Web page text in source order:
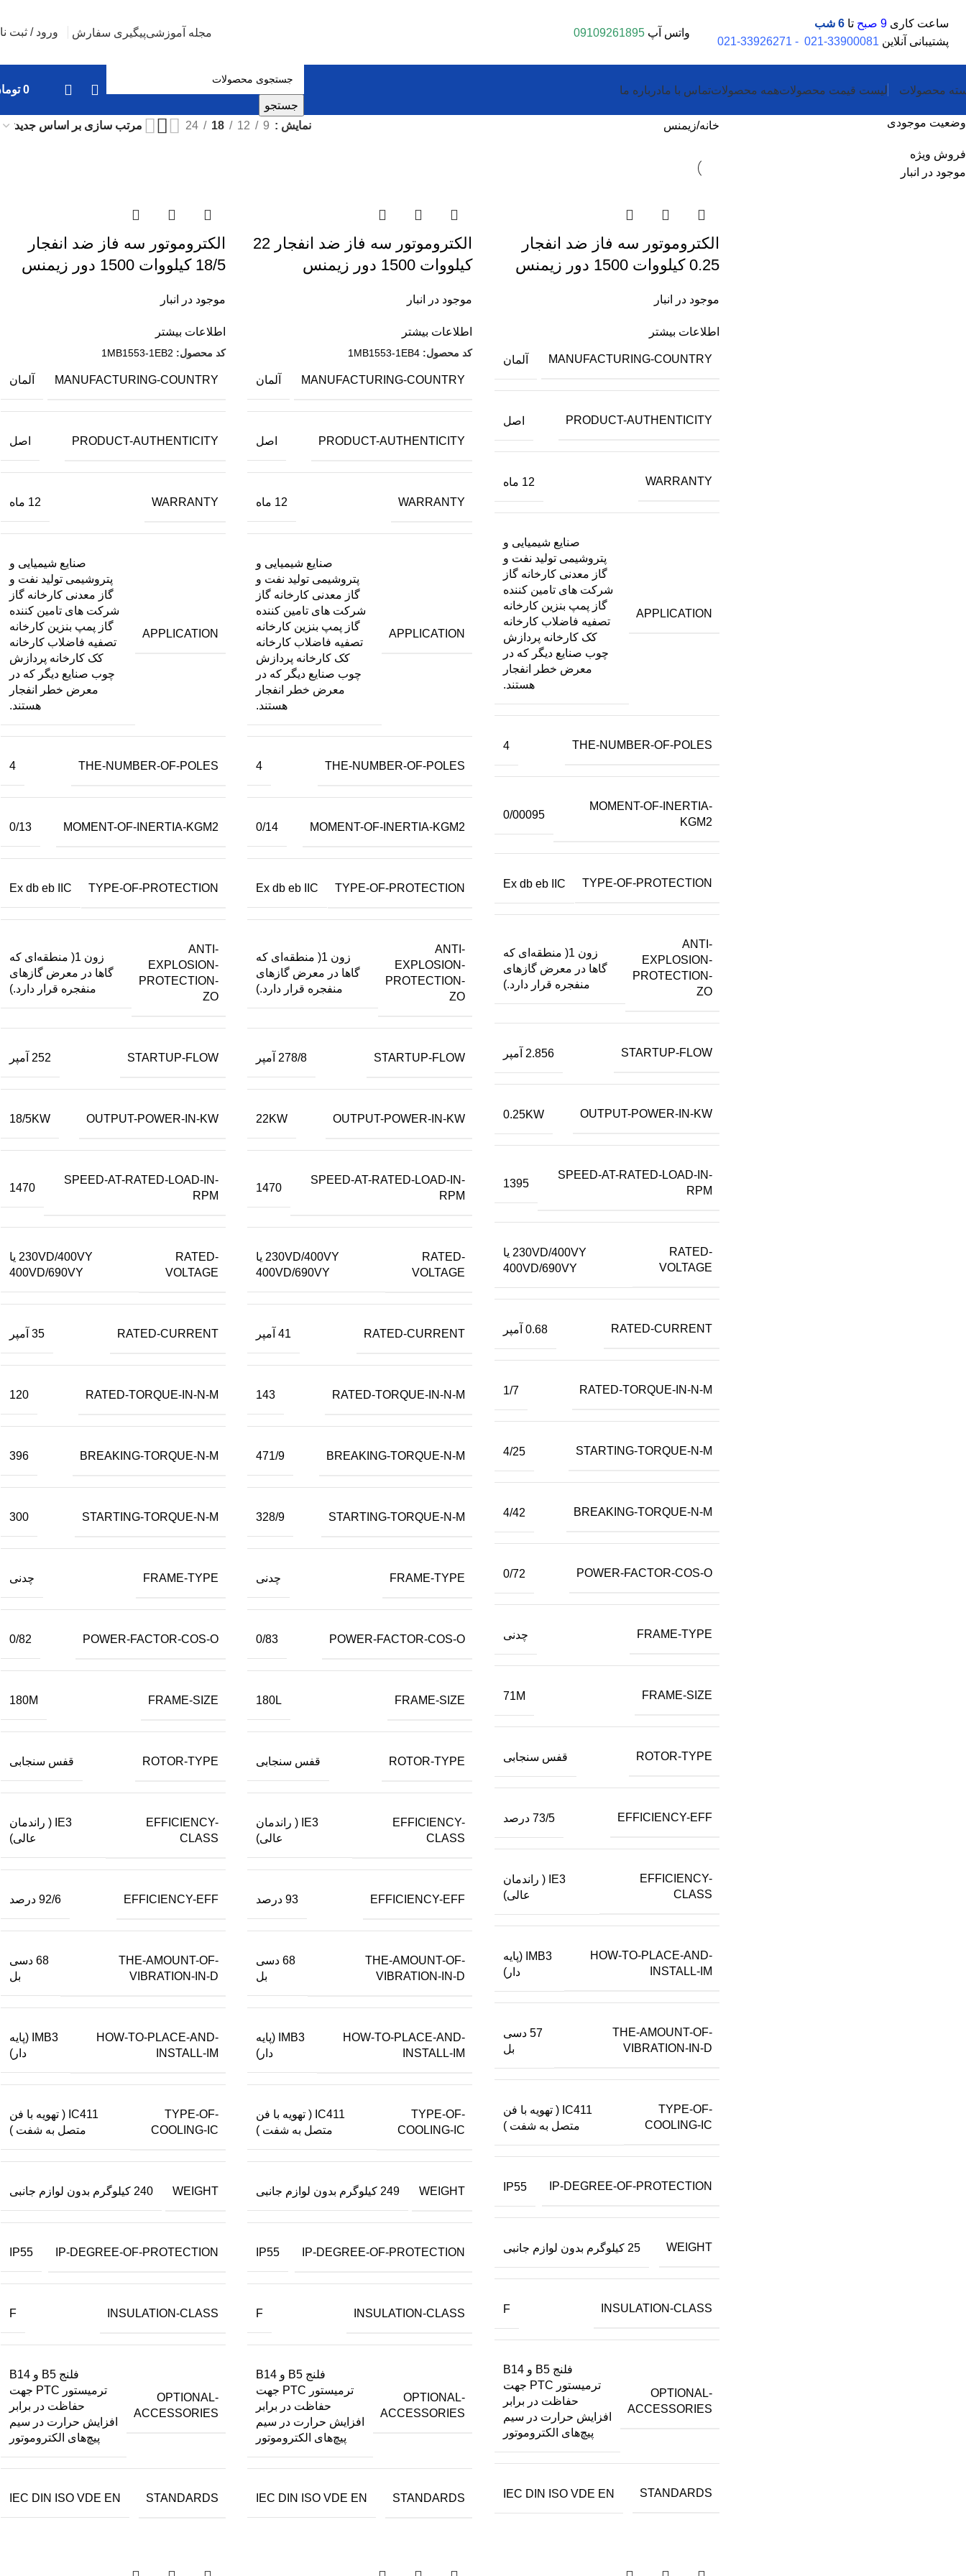
ساعت کاری 9 صبح تا 6 شب
پشتیبانی آنلاین 33900081-021
-
33926271-021
واتس آپ 09109261895 مجله آموزشیپیگیری سفارش ورود / ثبت
محصولات لیست قیمت محصولاتهمه محصولاتتماس با مادرباره ما
جستجو
0
وضعیت موجودی
فروش ویژه
موجود در انبار
خانه زیمنس نمایش 9
12
18
24
الکتروموتور سه فاز ضد انفجار
0.25 کیلووات 1500 دور زیمنس
موجود در انبار
اطلاعات بیشتر
MANUFACTURING-COUNTRY آلمان
PRODUCT-AUTHENTICITY اصل
WARRANTY 12 ماه
APPLICATION
صنایع شیمیایی و
پتروشیمی تولید نفت و
گاز معدنی کارخانه گاز
شرکت های تامین کننده
گاز پمپ بنزین کارخانه
تصفیه فاضلاب کارخانه
کک کارخانه پردازش
چوب صنایع دیگر که در
معرض خطر انفجار
هستند.
THE-NUMBER-OF-POLES
4
MOMENT-OF-INERTIA-
KGM2
0/00095
TYPE-OF-PROTECTION
Ex db eb IIC
ANTI-
EXPLOSION-
PROTECTION-
ZO
زون 1( منطقه‌ای که
گاها در معرض گازهای
منفجره قرار دارد.)
STARTUP-FLOW 2.856 آمپر
OUTPUT-POWER-IN-KW
0.25KW
SPEED-AT-RATED-LOAD-IN-
RPM
1395
RATED-
VOLTAGE
230VD/400VY یا
400VD/690VY
RATED-CURRENT 0.68 آمپر
RATED-TORQUE-IN-N-M
1/7
STARTING-TORQUE-N-M
4/25
BREAKING-TORQUE-N-M
4/42
POWER-FACTOR-COS-O
0/72
FRAME-TYPE چدنی
FRAME-SIZE
71M
ROTOR-TYPE قفس سنجابی
EFFICIENCY-EFF 73/5 درصد
EFFICIENCY-
CLASS
IE3 ( راندمان
عالی)
HOW-TO-PLACE-AND-
INSTALL-IM
IMB3 (پایه
دار)
THE-AMOUNT-OF-
VIBRATION-IN-D
57 دسی
بل
TYPE-OF-
COOLING-IC
IC411 ( تهویه با فن
متصل به شفت )
IP-DEGREE-OF-PROTECTION
IP55
WEIGHT 25 کیلوگرم بدون لوازم جانبی
INSULATION-CLASS
F
OPTIONAL-
ACCESSORIES
فلنج B5 و B14
ترمیستور PTC جهت
حفاظت در برابر
افزایش حرارت در سیم
پیچ‌های الکتروموتور
STANDARDS
IEC DIN ISO VDE EN
الکتروموتور سه فاز ضد انفجار 22
کیلووات 1500 دور زیمنس
موجود در انبار
اطلاعات بیشتر
کد محصول: 1MB1553-1EB4
MANUFACTURING-COUNTRY آلمان
PRODUCT-AUTHENTICITY اصل
WARRANTY 12 ماه
APPLICATION
صنایع شیمیایی و
پتروشیمی تولید نفت و
گاز معدنی کارخانه گاز
شرکت های تامین کننده
گاز پمپ بنزین کارخانه
تصفیه فاضلاب کارخانه
کک کارخانه پردازش
چوب صنایع دیگر که در
معرض خطر انفجار
هستند.
THE-NUMBER-OF-POLES
4
MOMENT-OF-INERTIA-KGM2
0/14
TYPE-OF-PROTECTION
Ex db eb IIC
ANTI-
EXPLOSION-
PROTECTION-
ZO
زون 1( منطقه‌ای که
گاها در معرض گازهای
منفجره قرار دارد.)
STARTUP-FLOW 278/8 آمپر
OUTPUT-POWER-IN-KW
22KW
SPEED-AT-RATED-LOAD-IN-
RPM
1470
RATED-
VOLTAGE
230VD/400VY یا
400VD/690VY
RATED-CURRENT 41 آمپر
RATED-TORQUE-IN-N-M
143
BREAKING-TORQUE-N-M
471/9
STARTING-TORQUE-N-M
328/9
FRAME-TYPE چدنی
POWER-FACTOR-COS-O
0/83
FRAME-SIZE
180L
ROTOR-TYPE قفس سنجابی
EFFICIENCY-
CLASS
IE3 ( راندمان
عالی)
EFFICIENCY-EFF 93 درصد
THE-AMOUNT-OF-
VIBRATION-IN-D
68 دسی
بل
HOW-TO-PLACE-AND-
INSTALL-IM
IMB3 (پایه
دار)
TYPE-OF-
COOLING-IC
IC411 ( تهویه با فن
متصل به شفت )
WEIGHT 249 کیلوگرم بدون لوازم جانبی
IP-DEGREE-OF-PROTECTION
IP55
INSULATION-CLASS
F
OPTIONAL-
ACCESSORIES
فلنج B5 و B14
ترمیستور PTC جهت
حفاظت در برابر
افزایش حرارت در سیم
پیچ‌های الکتروموتور
STANDARDS
IEC DIN ISO VDE EN
الکتروموتور سه فاز ضد انفجار
18/5 کیلووات 1500 دور زیمنس
موجود در انبار
اطلاعات بیشتر
کد محصول: 1MB1553-1EB2
MANUFACTURING-COUNTRY آلمان
PRODUCT-AUTHENTICITY اصل
WARRANTY 12 ماه
APPLICATION
صنایع شیمیایی و
پتروشیمی تولید نفت و
گاز معدنی کارخانه گاز
شرکت های تامین کننده
گاز پمپ بنزین کارخانه
تصفیه فاضلاب کارخانه
کک کارخانه پردازش
چوب صنایع دیگر که در
معرض خطر انفجار
هستند.
THE-NUMBER-OF-POLES
4
MOMENT-OF-INERTIA-KGM2
0/13
TYPE-OF-PROTECTION
Ex db eb IIC
ANTI-
EXPLOSION-
PROTECTION-
ZO
زون 1( منطقه‌ای که
گاها در معرض گازهای
منفجره قرار دارد.)
STARTUP-FLOW 252 آمپر
OUTPUT-POWER-IN-KW
18/5KW
SPEED-AT-RATED-LOAD-IN-
RPM
1470
RATED-
VOLTAGE
230VD/400VY یا
400VD/690VY
RATED-CURRENT 35 آمپر
RATED-TORQUE-IN-N-M
120
BREAKING-TORQUE-N-M
396
STARTING-TORQUE-N-M
300
FRAME-TYPE چدنی
POWER-FACTOR-COS-O
0/82
FRAME-SIZE
180M
ROTOR-TYPE قفس سنجابی
EFFICIENCY-
CLASS
IE3 ( راندمان
عالی)
EFFICIENCY-EFF 92/6 درصد
THE-AMOUNT-OF-
VIBRATION-IN-D
68 دسی
بل
HOW-TO-PLACE-AND-
INSTALL-IM
IMB3 (پایه
دار)
TYPE-OF-
COOLING-IC
IC411 ( تهویه با فن
متصل به شفت )
WEIGHT 240 کیلوگرم بدون لوازم جانبی
IP-DEGREE-OF-PROTECTION
IP55
INSULATION-CLASS
F
OPTIONAL-
ACCESSORIES
فلنج B5 و B14
ترمیستور PTC جهت
حفاظت در برابر
افزایش حرارت در سیم
پیچ‌های الکتروموتور
STANDARDS
IEC DIN ISO VDE EN